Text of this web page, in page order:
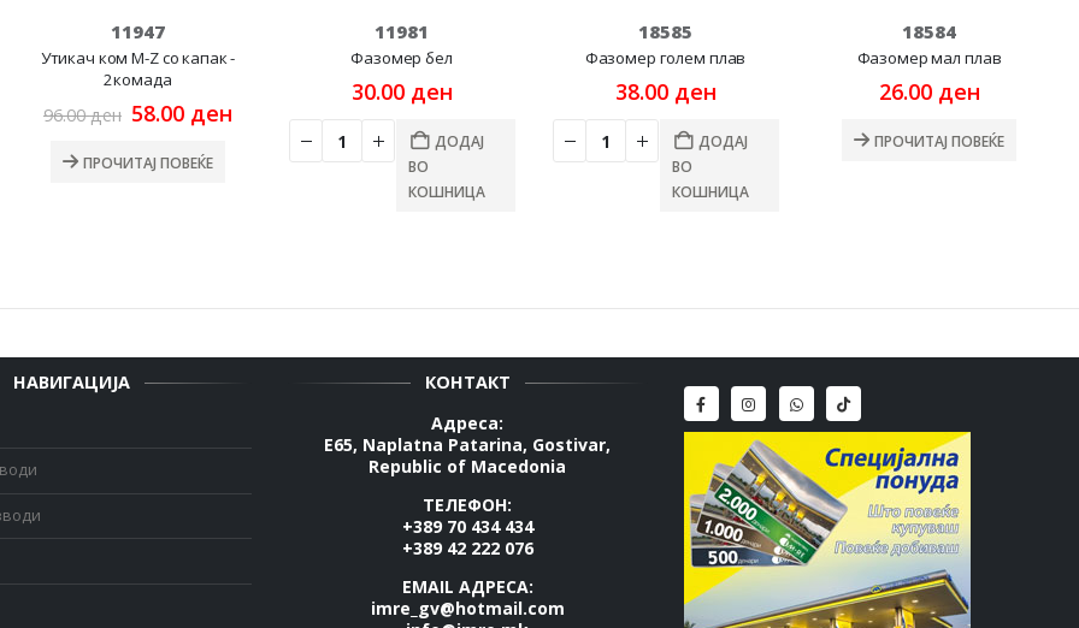
11947
Утикач ком M-Z со капак -
2комада
96.00ден Original
was:
96.00 ден.
58.00 ден Current
ПРОЧИТАЈ ПОВЕЌЕ
11981
Фазомер бел
30.00 ден
ДОДАЈ
ВО
КОШНИЦА
18585
Фазомер голем плав
38.00 ден
ДОДАЈ
ВО
КОШНИЦА
18584
Фазомер мал плав
26.00 ден
ПРОЧИТАЈ ПОВЕЌЕ
НАВИГАЦИЈА
КОНТАКТ
Адреса:
E65, Naplatna Patarina, Gostivar,
Republic of Macedonia
ТЕЛЕФОН:
+389 70 434 434
+389 42 222 076
EMAIL АДРЕСА:
imre_gv@hotmail.com